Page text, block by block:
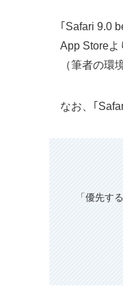
｢Safari 9.0
App Storeよ
（筆者の環
なお、｢
「優先す